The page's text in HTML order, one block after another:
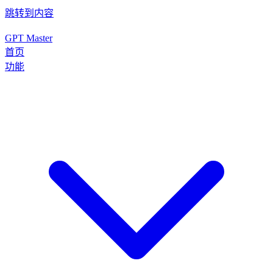
跳转到内容
GPT Master
首页
功能